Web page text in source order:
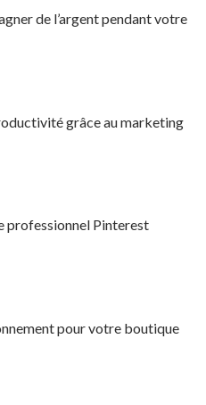
de l’argent pendant votre
grâce au marketing
professionnel Pinterest
pour votre boutique